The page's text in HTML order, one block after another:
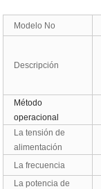
Modelo No
Descripción
Método
operacional
La tensión de
alimentación
La frecuencia
La potencia de